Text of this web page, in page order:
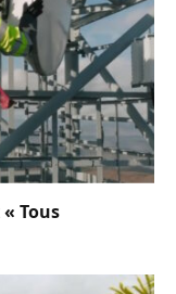
Tous